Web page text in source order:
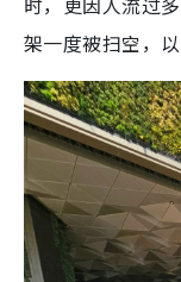
架一度被扫空，